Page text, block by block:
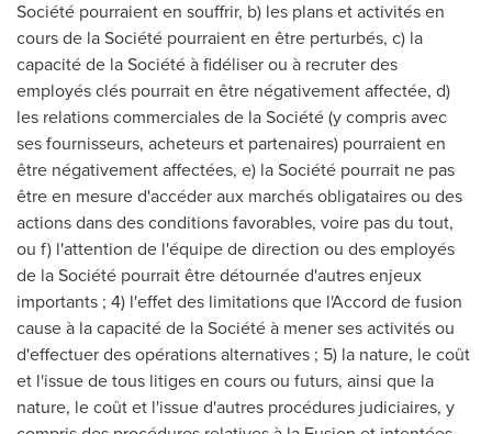
Société pourraient en souffrir, b) les plans et activités en
cours de la Société pourraient en être perturbés, c) la
capacité de la Société à fidéliser ou à recruter des
employés clés pourrait en être négativement affectée, d)
les relations commerciales de la Société (y compris avec
ses fournisseurs, acheteurs et partenaires) pourraient en
être négativement affectées, e) la Société pourrait ne pas
être en mesure d'accéder aux marchés obligataires ou des
actions dans des conditions favorables, voire pas du tout,
ou f) l'attention de l'équipe de direction ou des employés
de la Société pourrait être détournée d'autres enjeux
importants ; 4) l'effet des limitations que l'Accord de fusion
cause à la capacité de la Société à mener ses activités ou
d'effectuer des opérations alternatives ; 5) la nature, le coût
et l'issue de tous litiges en cours ou futurs, ainsi que la
nature, le coût et l'issue d'autres procédures judiciaires, y